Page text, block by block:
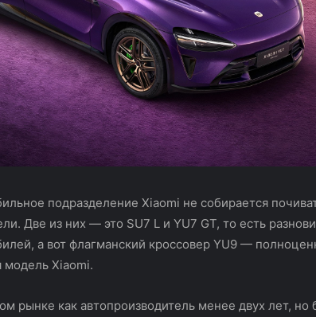
подразделение Xiaomi не собирается
Две из них — это SU7 L и YU7 GT, то есть
а вот флагманский кроссовер YU9 —
модель Xiaomi.
рынке как автопроизводитель менее двух лет, но
кузова автомобиля
Москву